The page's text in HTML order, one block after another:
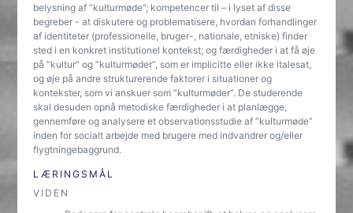
belysning af ”kulturmøde”; kompetencer til – i lyset af disse
begreber - at diskutere og problematisere, hvordan forhandlinger
af identiteter (professionelle, bruger-, nationale, etniske) finder
sted i en konkret institutionel kontekst; og færdigheder i at få øje
på ”kultur” og ”kulturmøder”, som er implicitte eller ikke italesat,
og øje på andre strukturerende faktorer i situationer og
kontekster, som vi anskuer som ”kulturmøder”. De studerende
skal desuden opnå metodiske færdigheder i at planlægge,
gennemføre og analysere et observationsstudie af ”kulturmøde”
inden for socialt arbejde med brugere med indvandrer og/eller
flygtningebaggrund.
LÆRINGSMÅL
VIDEN